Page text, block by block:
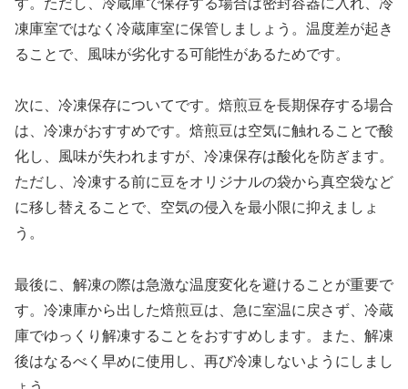
凍庫室ではなく冷蔵庫室に保管しましょう。温度差が起き
ることで、風味が劣化する可能性があるためです。
次に、冷凍保存についてです。焙煎豆を長期保存する場合
は、冷凍がおすすめです。焙煎豆は空気に触れることで酸
化し、風味が失われますが、冷凍保存は酸化を防ぎます。
ただし、冷凍する前に豆をオリジナルの袋から真空袋など
に移し替えることで、空気の侵入を最小限に抑えましょ
う。
最後に、解凍の際は急激な温度変化を避けることが重要で
す。冷凍庫から出した焙煎豆は、急に室温に戻さず、冷蔵
庫でゆっくり解凍することをおすすめします。また、解凍
後はなるべく早めに使用し、再び冷凍しないようにしまし